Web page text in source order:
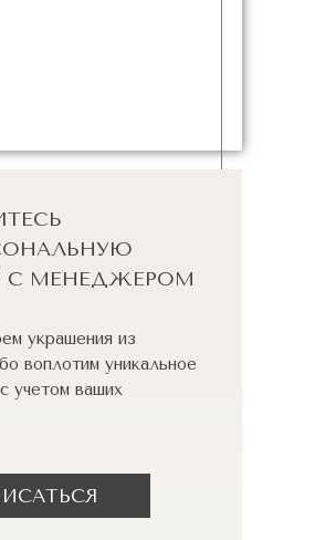
С МЕНЕДЖЕРОМ
украшения из
воплотим уникальное
учетом ваших